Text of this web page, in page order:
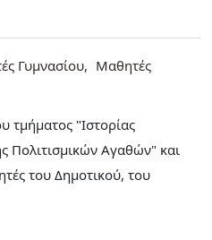
Γυμνασίου
Μαθητές
τμήματος "Ιστορίας
Πολιτισμικών Αγαθών" και
του Δημοτικού, του